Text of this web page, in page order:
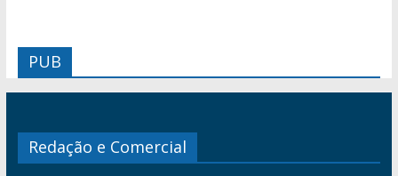
PUB
Redação e Comercial